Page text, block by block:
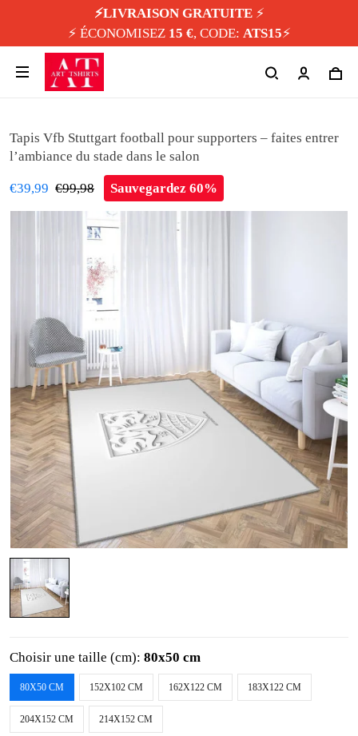
⚡️LIVRAISON GRATUITE⚡️
⚡️ ÉCONOMISEZ 15 €, CODE: ATS15⚡️
Tapis Vfb Stuttgart football pour supporters – faites entrer
l’ambiance du stade dans le salon
€39,99 €99,98 Sauvegardez 60%
Choisir une taille (cm): 80x50 cm
80X50 CM 152X102 CM 162X122 CM 183X122 CM
204X152 CM 214X152 CM